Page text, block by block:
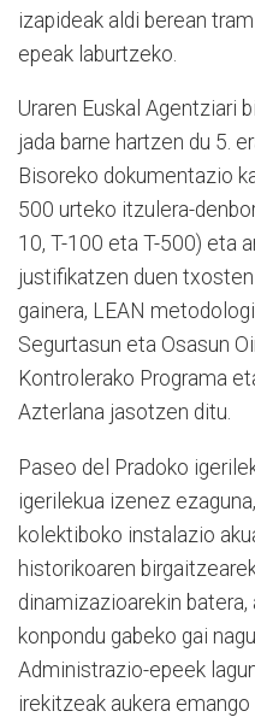
izapideak aldi berean
epeak laburtzeko.
Uraren Euskal Agentziari
jada barne hartzen du 5.
Bisoreko dokumentazio
500 urteko itzulera-
10, T-100 eta T-500) eta
justifikatzen duen
gainera, LEAN
Segurtasun eta Osasun
Kontrolerako Programa
Azterlana jasotzen ditu.
Paseo del Pradoko
igerilekua izenez
kolektiboko instalazio
historikoaren
dinamizazioarekin batera,
konpondu gabeko gai
Administrazio-epeek
irekitzeak aukera